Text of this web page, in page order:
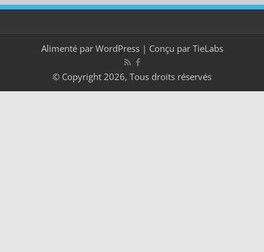
Alimenté par WordPress| Conçu par TieLabs
© Copyright 2026, Tous droits réservés